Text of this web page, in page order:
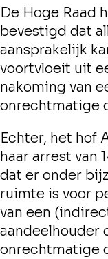
De Hoge Raad
bevestigd dat
aansprakelijk
voortvloeit uit
nakoming van
onrechtmatige
Echter, het hof
haar arrest van
dat er onder
ruimte is voor
van een
aandeelhouder
onrechtmatige